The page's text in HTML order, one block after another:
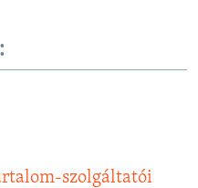
szolgáltatói